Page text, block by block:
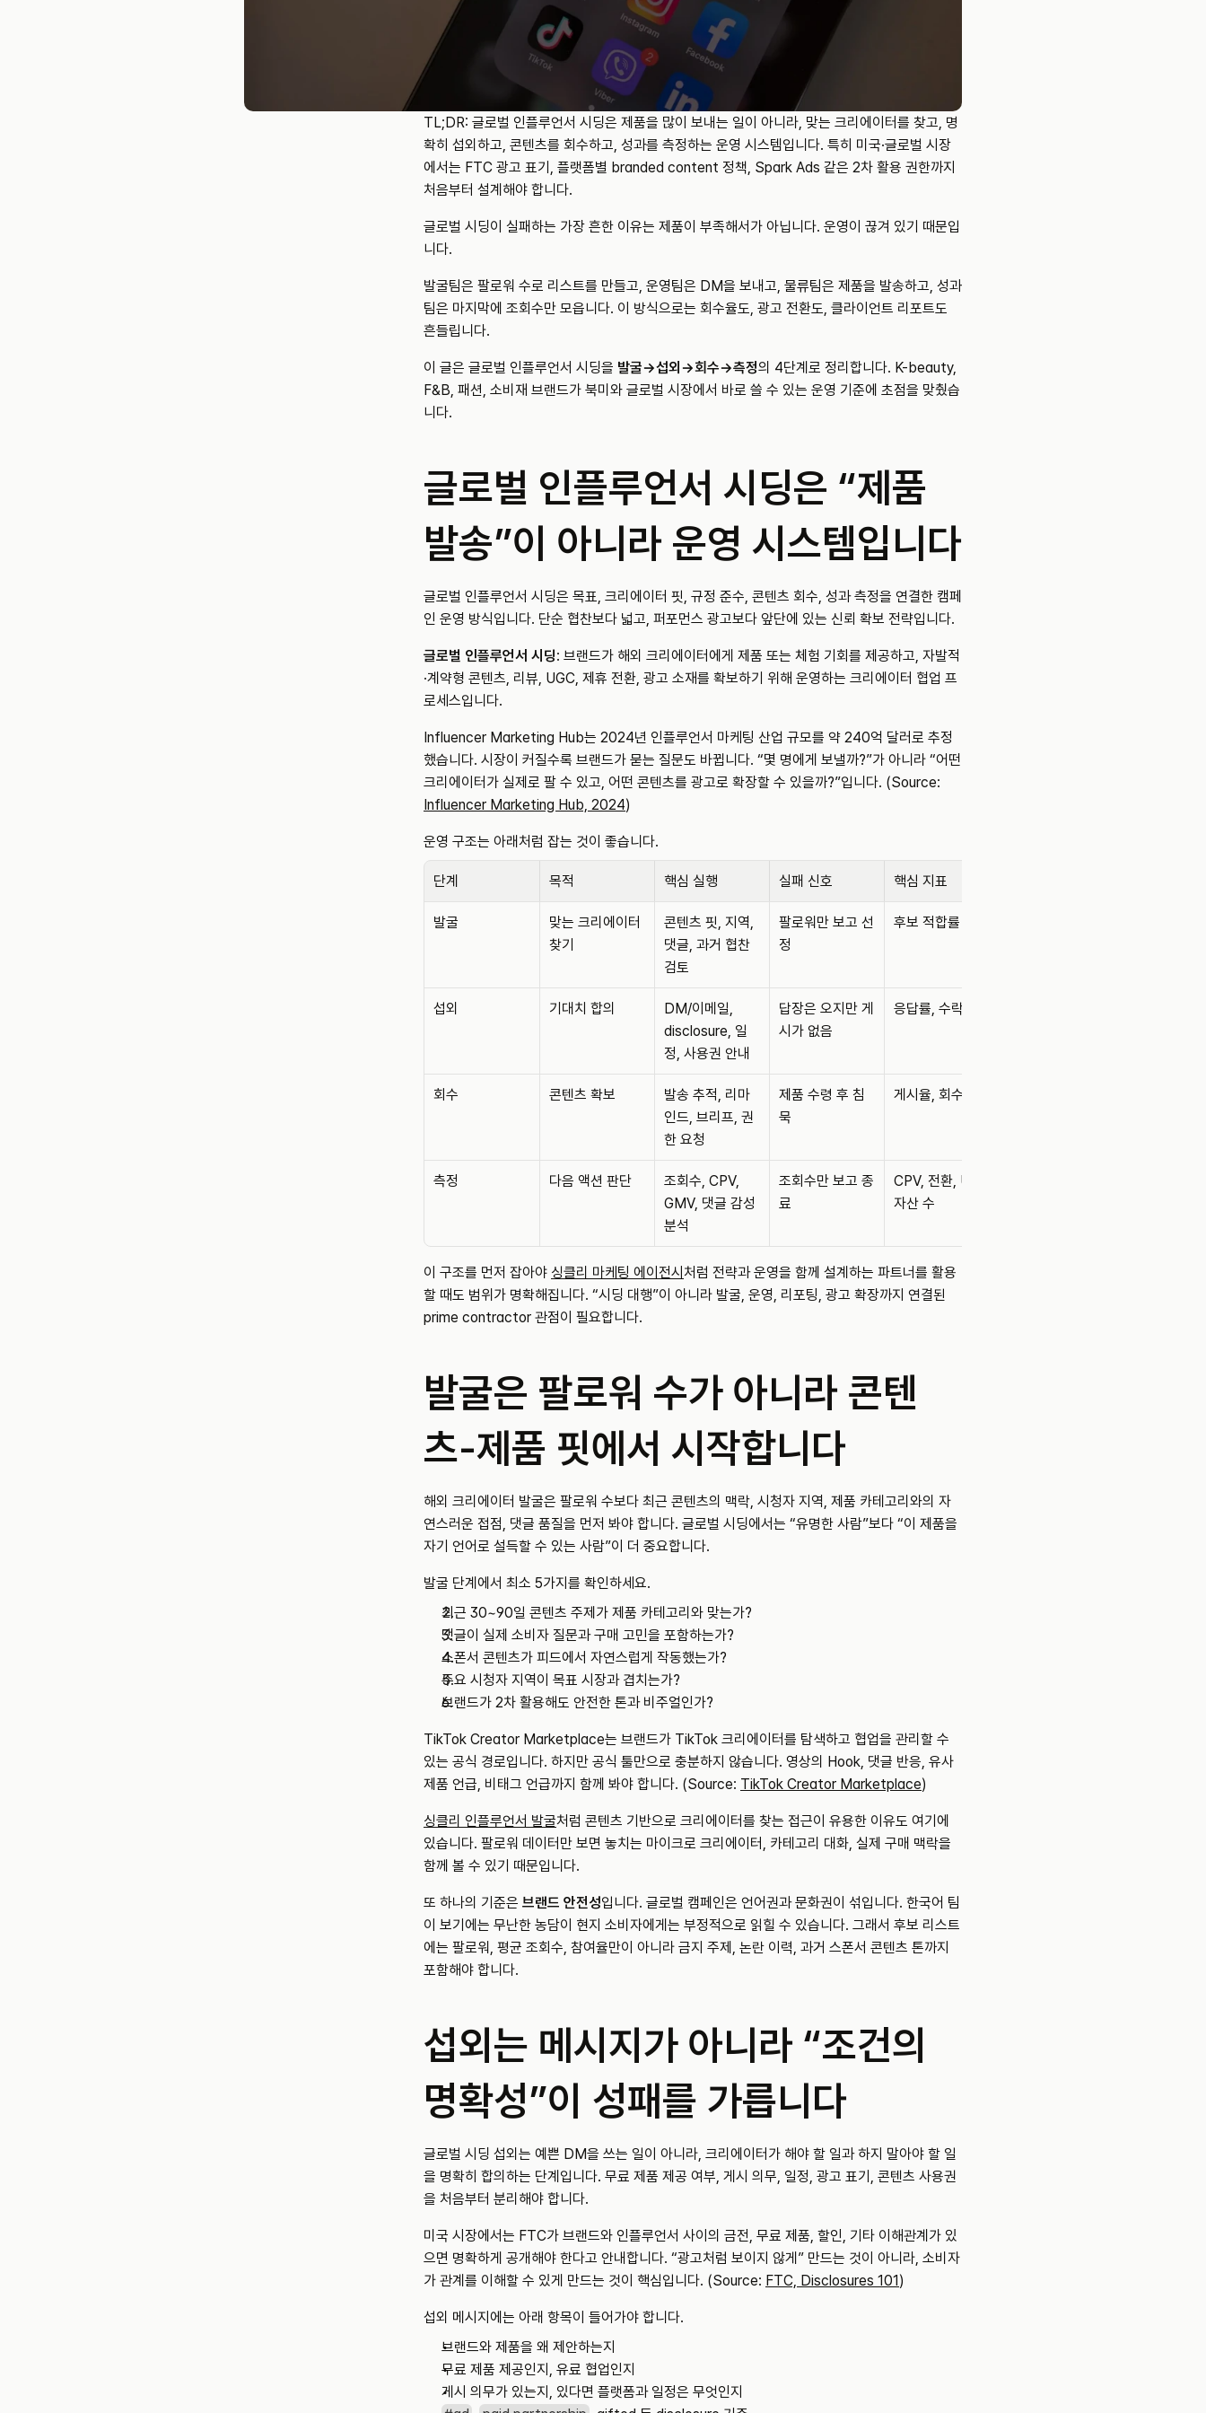
TL;DR: 글로벌 인플루언서 시딩은 제품을 많이 보내는 일이 아니라, 맞는 크리에이터를 찾고, 명
확히 섭외하고, 콘텐츠를 회수하고, 성과를 측정하는 운영 시스템입니다. 특히 미국·글로벌 시장
에서는 FTC 광고 표기, 플랫폼별 branded content 정책, Spark Ads 같은 2차 활용 권한까지
처음부터 설계해야 합니다.
글로벌 시딩이 실패하는 가장 흔한 이유는 제품이 부족해서가 아닙니다. 운영이 끊겨 있기 때문입
니다.
발굴팀은 팔로워 수로 리스트를 만들고, 운영팀은 DM을 보내고, 물류팀은 제품을 발송하고, 성과
팀은 마지막에 조회수만 모읍니다. 이 방식으로는 회수율도, 광고 전환도, 클라이언트 리포트도
흔들립니다.
이 글은 글로벌 인플루언서 시딩을 발굴→섭외→회수→측정의 4단계로 정리합니다. K-beauty,
F&B, 패션, 소비재 브랜드가 북미와 글로벌 시장에서 바로 쓸 수 있는 운영 기준에 초점을 맞췄습
니다.
글로벌 인플루언서 시딩은 “제품
발송”이 아니라 운영 시스템입니다
글로벌 인플루언서 시딩은 목표, 크리에이터 핏, 규정 준수, 콘텐츠 회수, 성과 측정을 연결한 캠페
인 운영 방식입니다. 단순 협찬보다 넓고, 퍼포먼스 광고보다 앞단에 있는 신뢰 확보 전략입니다.
글로벌 인플루언서 시딩: 브랜드가 해외 크리에이터에게 제품 또는 체험 기회를 제공하고, 자발적
·계약형 콘텐츠, 리뷰, UGC, 제휴 전환, 광고 소재를 확보하기 위해 운영하는 크리에이터 협업 프
로세스입니다.
Influencer Marketing Hub는 2024년 인플루언서 마케팅 산업 규모를 약 240억 달러로 추정
했습니다. 시장이 커질수록 브랜드가 묻는 질문도 바뀝니다. “몇 명에게 보낼까?”가 아니라 “어떤
Influencer Marketing Hub, 2024)
운영 구조는 아래처럼 잡는 것이 좋습니다.
단계 목적 핵심 실행 실패 신호 핵심 지표
발굴
맞는 크리에이터
찾기
콘텐츠 핏, 지역,
댓글, 과거 협찬
검토
팔로워만 보고 선
정
후보 적합률
섭외 기대치 합의
DM/이메일,
disclosure, 일
정, 사용권 안내
답장은 오지만 게
시가 없음
응답률, 수락률
회수 콘텐츠 확보
발송 추적, 리마
인드, 브리프, 권
한 요청
제품 수령 후 침
묵
게시율, 회수율
측정 다음 액션 판단
조회수, CPV,
GMV, 댓글 감성
분석
조회수만 보고 종
료
CPV, 전환, UGC
자산 수
이 구조를 먼저 잡아야 싱클리 마케팅 에이전시 처럼 전략과 운영을 함께 설계하는 파트너를 활용
할 때도 범위가 명확해집니다. “시딩 대행”이 아니라 발굴, 운영, 리포팅, 광고 확장까지 연결된
prime contractor 관점이 필요합니다.
발굴은 팔로워 수가 아니라 콘텐
츠-제품 핏에서 시작합니다
해외 크리에이터 발굴은 팔로워 수보다 최근 콘텐츠의 맥락, 시청자 지역, 제품 카테고리와의 자
연스러운 접점, 댓글 품질을 먼저 봐야 합니다. 글로벌 시딩에서는 “유명한 사람”보다 “이 제품을
자기 언어로 설득할 수 있는 사람”이 더 중요합니다.
발굴 단계에서 최소 5가지를 확인하세요.
최근 30~90일 콘텐츠 주제가 제품 카테고리와 맞는가?
댓글이 실제 소비자 질문과 구매 고민을 포함하는가?
스폰서 콘텐츠가 피드에서 자연스럽게 작동했는가?
주요 시청자 지역이 목표 시장과 겹치는가?
브랜드가 2차 활용해도 안전한 톤과 비주얼인가?
TikTok Creator Marketplace는 브랜드가 TikTok 크리에이터를 탐색하고 협업을 관리할 수
있는 공식 경로입니다. 하지만 공식 툴만으로 충분하지 않습니다. 영상의 Hook, 댓글 반응, 유사
제품 언급, 비태그 언급까지 함께 봐야 합니다. (Source: TikTok Creator Marketplace)
싱클리 인플루언서 발굴처럼 콘텐츠 기반으로 크리에이터를 찾는 접근이 유용한 이유도 여기에
있습니다. 팔로워 데이터만 보면 놓치는 마이크로 크리에이터, 카테고리 대화, 실제 구매 맥락을
함께 볼 수 있기 때문입니다.
또 하나의 기준은 브랜드 안전성입니다. 글로벌 캠페인은 언어권과 문화권이 섞입니다. 한국어 팀
이 보기에는 무난한 농담이 현지 소비자에게는 부정적으로 읽힐 수 있습니다. 그래서 후보 리스트
에는 팔로워, 평균 조회수, 참여율만이 아니라 금지 주제, 논란 이력, 과거 스폰서 콘텐츠 톤까지
포함해야 합니다.
섭외는 메시지가 아니라 “조건의
명확성”이 성패를 가릅니다
글로벌 시딩 섭외는 예쁜 DM을 쓰는 일이 아니라, 크리에이터가 해야 할 일과 하지 말아야 할 일
을 명확히 합의하는 단계입니다. 무료 제품 제공 여부, 게시 의무, 일정, 광고 표기, 콘텐츠 사용권
을 처음부터 분리해야 합니다.
미국 시장에서는 FTC가 브랜드와 인플루언서 사이의 금전, 무료 제품, 할인, 기타 이해관계가 있
으면 명확하게 공개해야 한다고 안내합니다. “광고처럼 보이지 않게” 만드는 것이 아니라, 소비자
가 관계를 이해할 수 있게 만드는 것이 핵심입니다. (Source: FTC, Disclosures 101)
섭외 메시지에는 아래 항목이 들어가야 합니다.
브랜드와 제품을 왜 제안하는지
무료 제품 제공인지, 유료 협업인지
게시 의무가 있는지, 있다면 플랫폼과 일정은 무엇인지